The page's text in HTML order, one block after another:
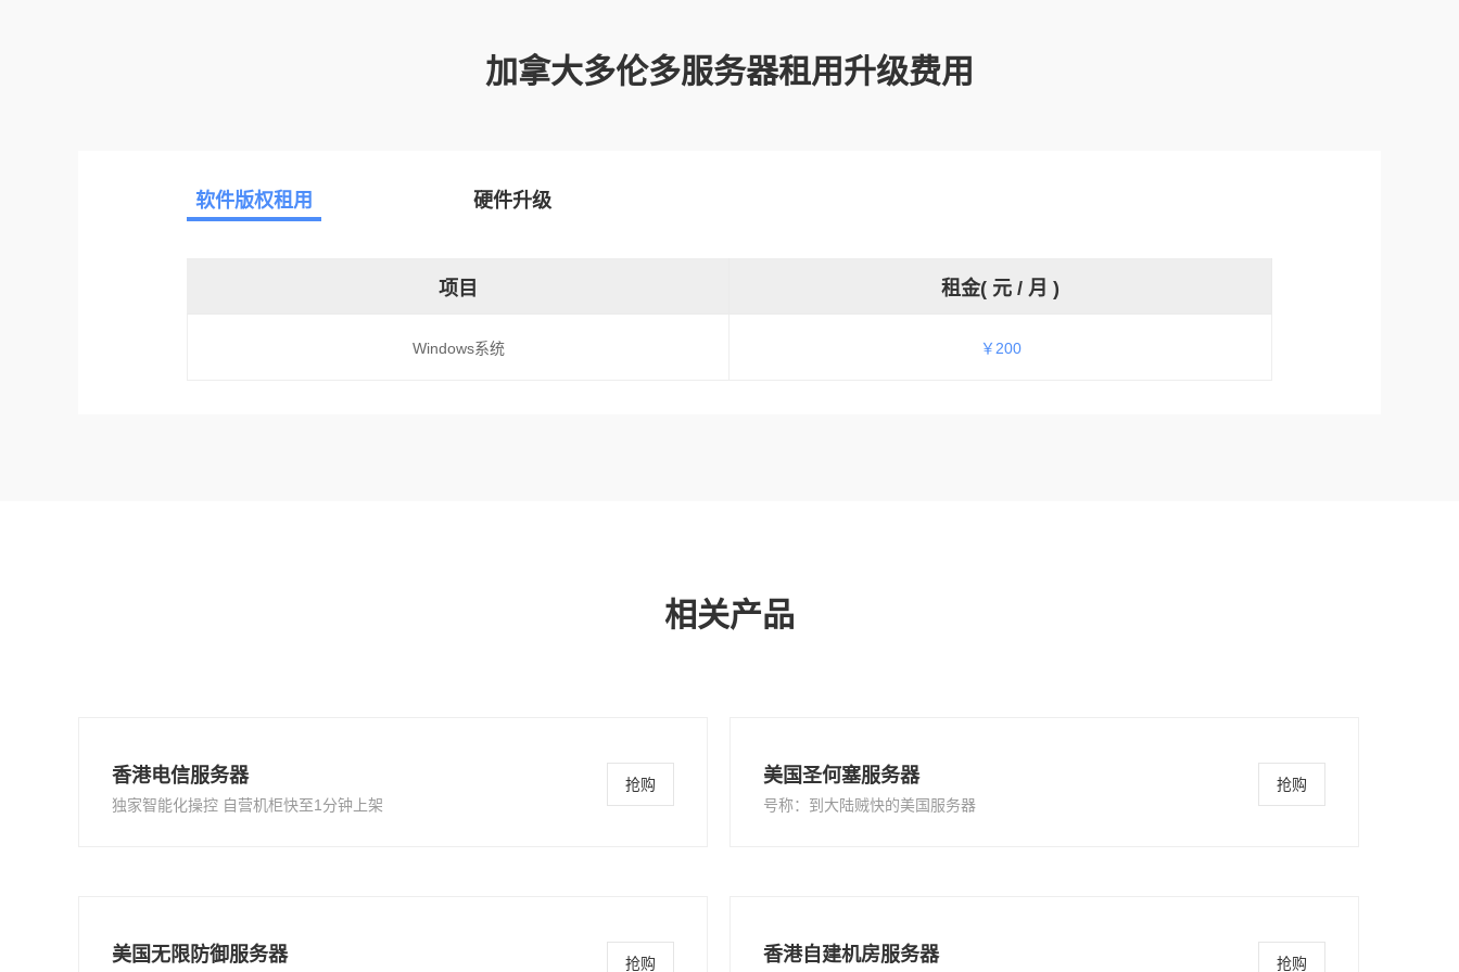
加拿大多伦多服务器租用升级费用
软件版权租用 硬件升级
项目 租金( 元 / 月 )
Windows系统 ￥200
相关产品
香港电信服务器
独家智能化操控 自营机柜快至1分钟上架
抢购 美国圣何塞服务器
号称：到大陆贼快的美国服务器
抢购
美国无限防御服务器 抢购 香港自建机房服务器 抢购